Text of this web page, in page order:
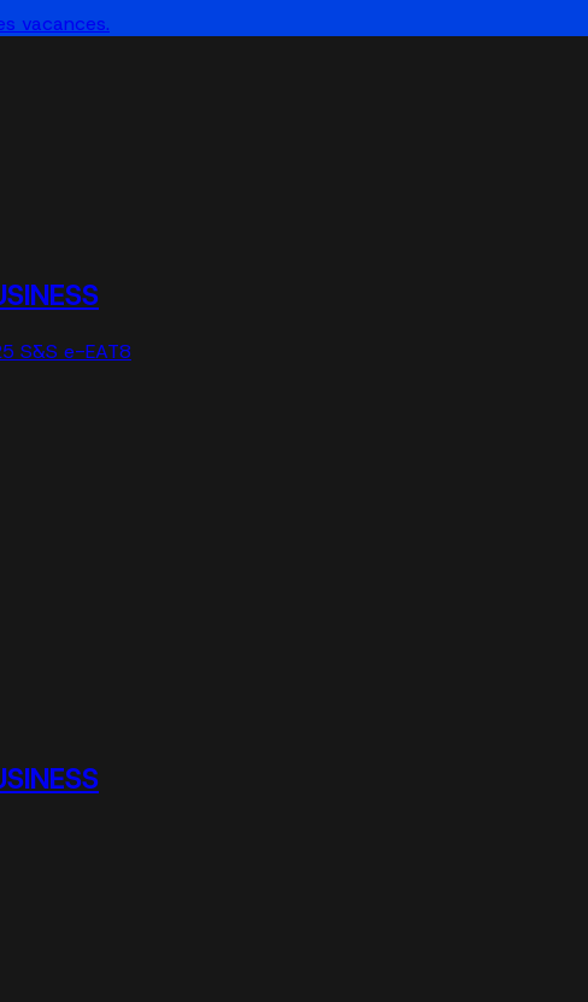
vacances.
S&S e-EAT8